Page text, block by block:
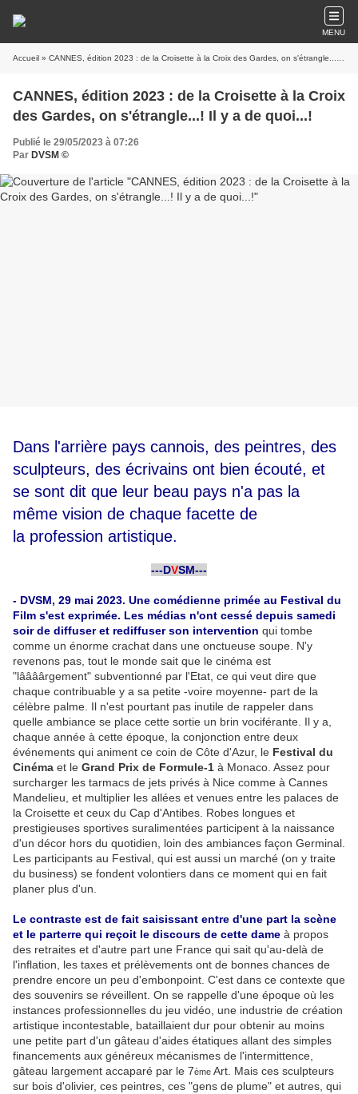
MENU
Accueil » CANNES, édition 2023 : de la Croisette à la Croix des Gardes, on s'étrangle...! Il y a de quoi...!
CANNES, édition 2023 : de la Croisette à la Croix
des Gardes, on s'étrangle...! Il y a de quoi...!
Publié le 29/05/2023 à 07:26
Par DVSM ©
Dans l'arrière pays cannois, des peintres, des
sculpteurs, des écrivains ont bien écouté, et
se sont dit que leur beau pays n'a pas la
même vision de chaque facette de
la profession artistique.
---DVSM---
- DVSM, 29 mai 2023. Une comédienne primée au Festival du
Film s'est exprimée. Les médias n'ont cessé depuis samedi
soir de diffuser et rediffuser son intervention qui tombe
comme un énorme crachat dans une onctueuse soupe. N'y
revenons pas, tout le monde sait que le cinéma est
"lâââârgement" subventionné par l'Etat, ce qui veut dire que
chaque contribuable y a sa petite -voire moyenne- part de la
célèbre palme. Il n'est pourtant pas inutile de rappeler dans
quelle ambiance se place cette sortie un brin vociférante. Il y a,
chaque année à cette époque, la conjonction entre deux
événements qui animent ce coin de Côte d'Azur, le Festival du
Cinéma et le Grand Prix de Formule-1 à Monaco. Assez pour
surcharger les tarmacs de jets privés à Nice comme à Cannes
Mandelieu, et multiplier les allées et venues entre les palaces de
la Croisette et ceux du Cap d'Antibes. Robes longues et
prestigieuses sportives suralimentées participent à la naissance
d'un décor hors du quotidien, loin des ambiances façon Germinal.
Les participants au Festival, qui est aussi un marché (on y traite
du business) se fondent volontiers dans ce moment qui en fait
planer plus d'un.
Le contraste est de fait saisissant entre d'une part la scène
et le parterre qui reçoit le discours de cette dame à propos
des retraites et d'autre part une France qui sait qu'au-delà de
l'inflation, les taxes et prélèvements ont de bonnes chances de
prendre encore un peu d'embonpoint. C'est dans ce contexte que
des souvenirs se réveillent. On se rappelle d'une époque où les
instances professionnelles du jeu vidéo, une industrie de création
artistique incontestable, bataillaient dur pour obtenir au moins
une petite part d'un gâteau d'aides étatiques allant des simples
financements aux généreux mécanismes de l'intermittence,
gâteau largement accaparé par le 7ème Art. Mais ces sculpteurs
sur bois d'olivier, ces peintres, ces "gens de plume" et autres, qui